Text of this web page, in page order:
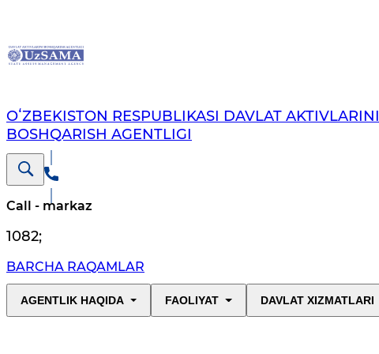
OʻZBEKISTON RESPUBLIKASI DAVLAT AKTIVLARINI
BOSHQARISH AGENTLIGI
Call - markaz
1082;
BARCHA RAQAMLAR
AGENTLIK HAQIDA FAOLIYAT DAVLAT XIZMATLARI